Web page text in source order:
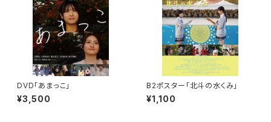
DVD「あまっこ」
¥3,500
B2ポスター「北斗の水くみ」
¥1,100